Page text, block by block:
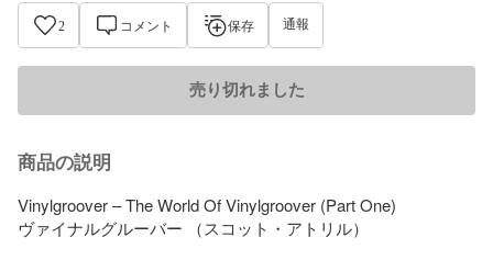
2 コメント 保存 通報
売り切れました
商品の説明
Vinylgroover – The World Of Vinylgroover (Part One)
ヴァイナルグルーバー （スコット・アトリル）